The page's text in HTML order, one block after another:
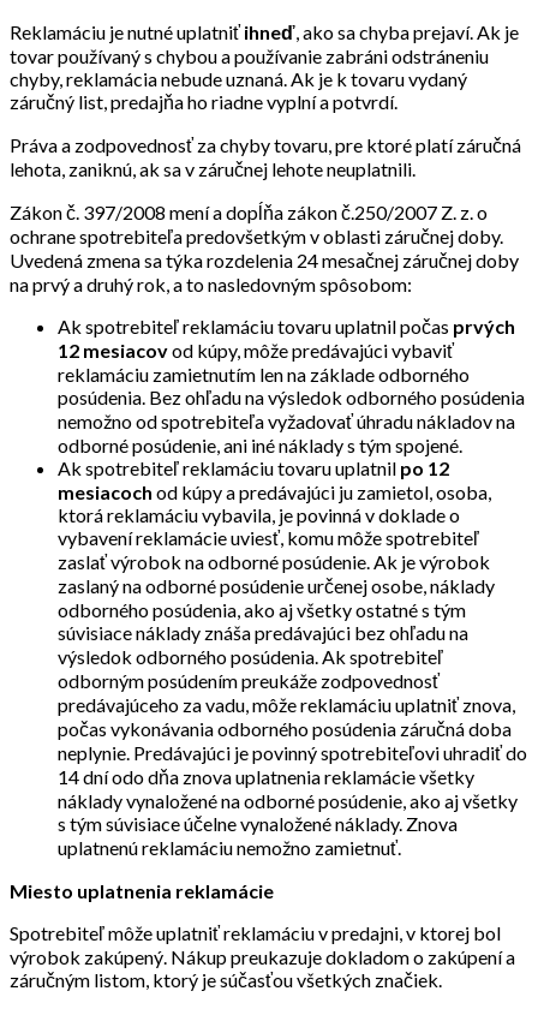
Reklamáciu je nutné uplatniťihneď , ako sa chyba prejaví. Ak je
tovar používaný s chybou a používanie zabráni odstráneniu
chyby, reklamácia nebude uznaná. Ak je k tovaru vydaný
záručný list, predajňa ho riadne vyplní a potvrdí.
Práva a zodpovednosť za chyby tovaru, pre ktoré platí záručná
lehota, zaniknú, ak sa v záručnej lehote neuplatnili.
Zákon č. 397/2008 mení a dopĺňa zákon č.250/2007 Z. z. o
ochrane spotrebiteľa predovšetkým v oblasti záručnej doby.
Uvedená zmena sa týka rozdelenia 24 mesačnej záručnej doby
na prvý a druhý rok, a to nasledovným spôsobom:
Ak spotrebiteľ reklamáciu tovaru uplatnil počas prvých
12 mesiacovod kúpy, môže predávajúci vybaviť
reklamáciu zamietnutím len na základe odborného
posúdenia. Bez ohľadu na výsledok odborného posúdenia
nemožno od spotrebiteľa vyžadovať úhradu nákladov na
odborné posúdenie, ani iné náklady s tým spojené.
Ak spotrebiteľ reklamáciu tovaru uplatnil po 12
mesiacoch od kúpy a predávajúci ju zamietol, osoba,
ktorá reklamáciu vybavila, je povinná v doklade o
vybavení reklamácie uviesť, komu môže spotrebiteľ
zaslať výrobok na odborné posúdenie. Ak je výrobok
zaslaný na odborné posúdenie určenej osobe, náklady
odborného posúdenia, ako aj všetky ostatné s tým
súvisiace náklady znáša predávajúci bez ohľadu na
výsledok odborného posúdenia. Ak spotrebiteľ
odborným posúdením preukáže zodpovednosť
predávajúceho za vadu, môže reklamáciu uplatniť znova,
počas vykonávania odborného posúdenia záručná doba
neplynie. Predávajúci je povinný spotrebiteľovi uhradiť do
14 dní odo dňa znova uplatnenia reklamácie všetky
náklady vynaložené na odborné posúdenie, ako aj všetky
s tým súvisiace účelne vynaložené náklady. Znova
uplatnenú reklamáciu nemožno zamietnuť.
Miesto uplatnenia reklamácie
Spotrebiteľ môže uplatniť reklamáciu v predajni, v ktorej bol
výrobok zakúpený. Nákup preukazuje dokladom o zakúpení a
záručným listom, ktorý je súčasťou všetkých značiek.